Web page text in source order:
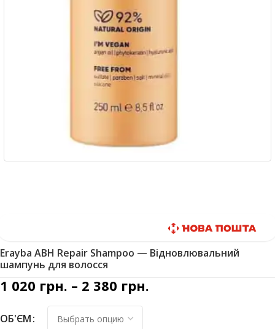
Erayba ABH Repair Shampoo — Відновлювальний
шампунь для волосся
1 020 грн. – 2 380 грн.
ОБ'ЄМ